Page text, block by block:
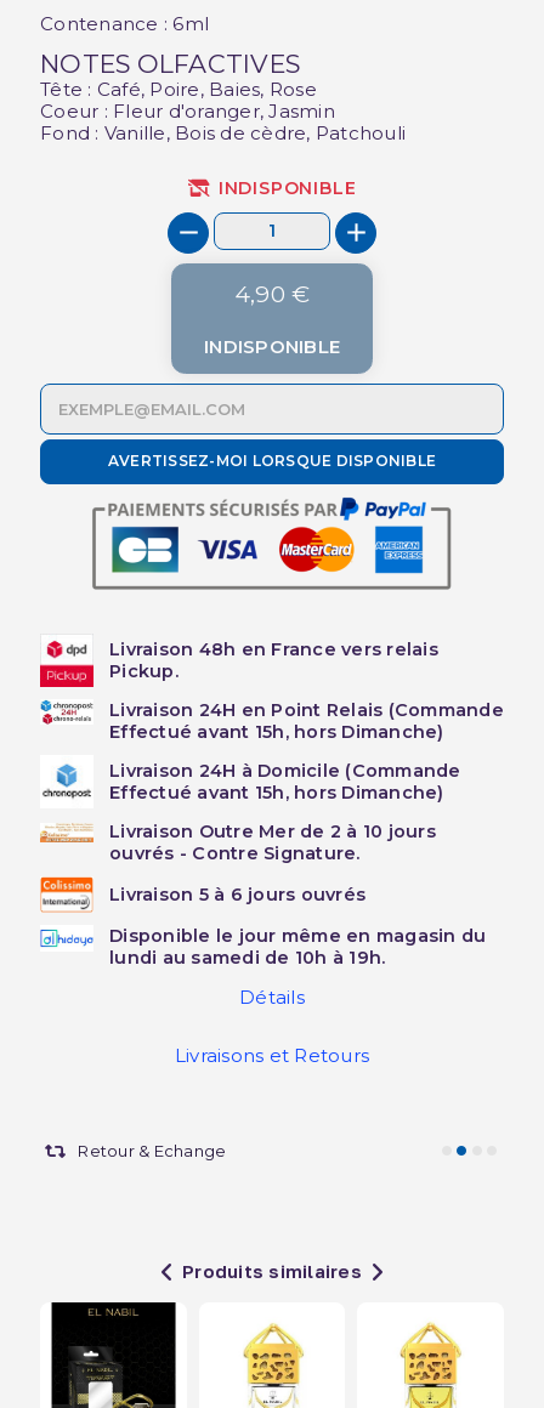
Contenance : 6ml
NOTES OLFACTIVES
Tête : Café, Poire, Baies, Rose
Coeur : Fleur d'oranger, Jasmin
Fond : Vanille, Bois de cèdre, Patchouli
INDISPONIBLE
4,90 €
INDISPONIBLE
AVERTISSEZ-MOI LORSQUE DISPONIBLE
Livraison 48h en France vers relais
Pickup.
Livraison 24H en Point Relais (Commande
Effectué avant 15h, hors Dimanche)
Livraison 24H à Domicile (Commande
Effectué avant 15h, hors Dimanche)
Livraison Outre Mer de 2 à 10 jours
ouvrés - Contre Signature.
Livraison 5 à 6 jours ouvrés
Disponible le jour même en magasin du
lundi au samedi de 10h à 19h.
Détails
Livraisons et Retours
Retour & Echange
Produits similaires